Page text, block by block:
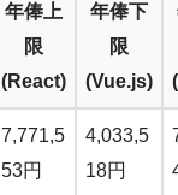
年俸上
限
(React)
年俸下
限
(Vue.js)
7,771,5
53円
4,033,5
18円